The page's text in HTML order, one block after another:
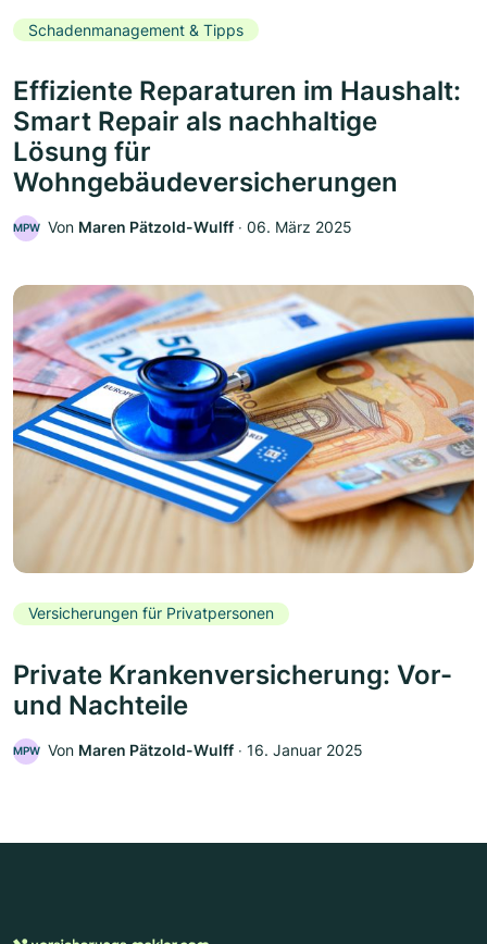
Schadenmanagement & Tipps
Effiziente Reparaturen im Haushalt:
Smart Repair als nachhaltige
Lösung für
Wohngebäudeversicherungen
MPW Von Maren Pätzold-Wulff ‧ 06. März 2025
Versicherungen für Privatpersonen
Private Krankenversicherung: Vor-
und Nachteile
MPW Von Maren Pätzold-Wulff ‧ 16. Januar 2025